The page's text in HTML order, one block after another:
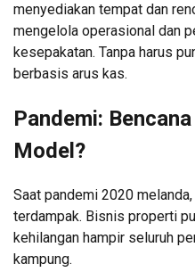
menyediakan tempat dan
mengelola operasional dan
kesepakatan. Tanpa harus
berbasis arus kas.
Pandemi:
Model?
Saat pandemi 2020
terdampak. Bisnis properti
kehilangan hampir seluruh
kampung.